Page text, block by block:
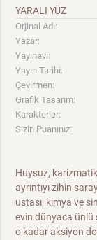
YARALI YÜZ
Orjinal Adı:
Yazar:
Yayınevi:
Yayın Tarihi:
Çevirmen:
Grafik Tasarım:
Karakterler:
Sizin Puanınız:
Huysuz,
ayrıntıyı zihin
ustası, kimya ve
evin dünyaca ünlü
o kadar aksiyon